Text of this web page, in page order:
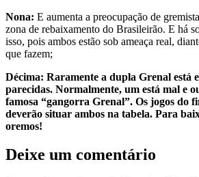
Nona: E aumenta a preocupação de
zona de rebaixamento do Brasileirão. E há
isso, pois ambos estão sob ameaça real,
que fazem;
Décima: Raramente a dupla Grenal está
parecidas. Normalmente, um está mal e
famosa “gangorra Grenal”. Os jogos do
deverão situar ambos na tabela. Para
oremos!
Deixe um comentário